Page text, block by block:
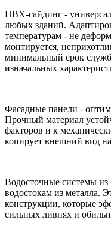
ПВХ-сайдинг -
любых зданий.
температурам - не
монтируется,
минимальный срок
изначальных
Фасадные панели -
Прочный материал
факторов и к
копирует внешний вид
Водосточные системы
водостокам из металла.
конструкции, которые
сильных ливнях и